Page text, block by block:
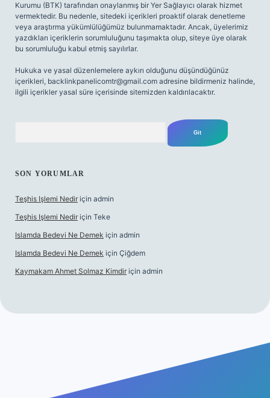
Kurumu (BTK) tarafından onaylanmış bir Yer Sağlayıcı olarak hizmet
vermektedir. Bu nedenle, sitedeki içerikleri proaktif olarak denetleme
veya araştırma yükümlülüğümüz bulunmamaktadır. Ancak, üyelerimiz
yazdıkları içeriklerin sorumluluğunu taşımakta olup, siteye üye olarak
bu sorumluluğu kabul etmiş sayılırlar.
Hukuka ve yasal düzenlemelere aykırı olduğunu düşündüğünüz
içerikleri, backlinkpanelicomtr@gmail.com adresine bildirmeniz halinde,
ilgili içerikler yasal süre içerisinde sitemizden kaldırılacaktır.
SON YORUMLAR
Teşhis Işlemi Nedir için admin
Teşhis Işlemi Nedir için Teke
Islamda Bedevi Ne Demek için admin
Islamda Bedevi Ne Demek için Çiğdem
Kaymakam Ahmet Solmaz Kimdir için admin